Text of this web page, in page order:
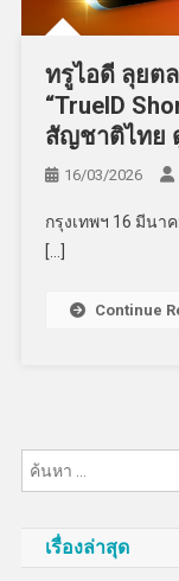
ทรูไอดี ลุยต
“TrueID
สัญชาติไทย
16/03/2026
กรุงเทพฯ 16 มีนา
[…]
Continue
เรื่องล่าสุด